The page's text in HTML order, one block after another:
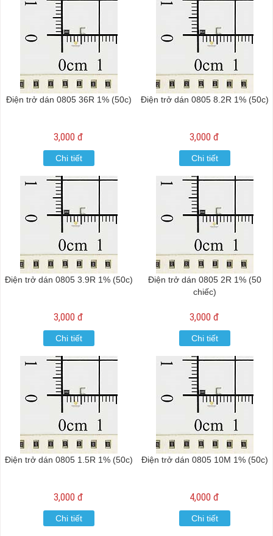
Điện trở dán 0805 36R 1% (50c)
3,000 đ
Chi tiết
Điện trở dán 0805 8.2R 1% (50c)
3,000 đ
Chi tiết
Điện trở dán 0805 3.9R 1% (50c)
3,000 đ
Chi tiết
Điện trở dán 0805 2R 1% (50
chiếc)
3,000 đ
Chi tiết
Điện trở dán 0805 1.5R 1% (50c)
3,000 đ
Chi tiết
Điện trở dán 0805 10M 1% (50c)
4,000 đ
Chi tiết